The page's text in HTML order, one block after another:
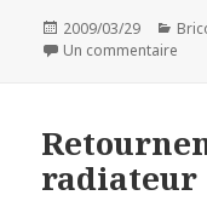
Publié
le
2009/03/29
Un commentaire
radiateur